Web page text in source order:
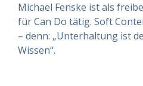
Michael Fenske ist als
für Can Do tätig. Soft
– denn: „Unterhaltung ist
Wissen“.